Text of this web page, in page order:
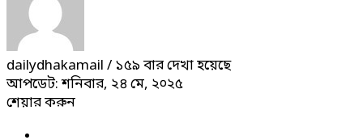
dailydhakamail / ১৫৯ বার দেখা হয়েছে
আপডেট: শনিবার, ২৪ মে, ২০২৫
শেয়ার করুন